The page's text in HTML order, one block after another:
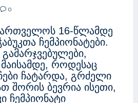
0
16-წლამდე
ჩემპიონატები.
როდესაც
ჩატარდა, გრძელი
შორის ბევრია ისეთი,
ჩემპიონატი